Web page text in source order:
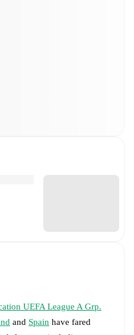
UEFA League A Grp.
and Spain have fared